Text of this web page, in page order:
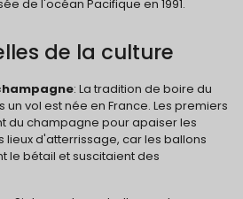
de l'océan Pacifique en 1991.
de la culture
: La tradition de boire du
vol est née en France. Les premiers
du champagne pour apaiser les
lieux d'atterrissage, car les ballons
le bétail et suscitaient des